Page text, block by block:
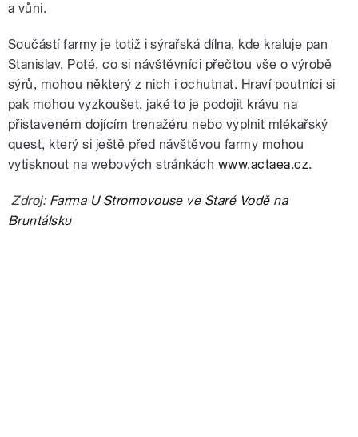
a vůni.
Součástí farmy je totiž i sýrařská dílna, kde kraluje pan
Stanislav. Poté, co si návštěvníci přečtou vše o výrobě
sýrů, mohou některý z nich i ochutnat. Hraví poutníci si
pak mohou vyzkoušet, jaké to je podojit krávu na
přistaveném dojícím trenažéru nebo vyplnit mlékařský
quest, který si ještě před návštěvou farmy mohou
vytisknout na webových stránkách www.actaea.cz.
Zdroj: Farma U Stromovouse ve Staré Vodě na
Bruntálsku